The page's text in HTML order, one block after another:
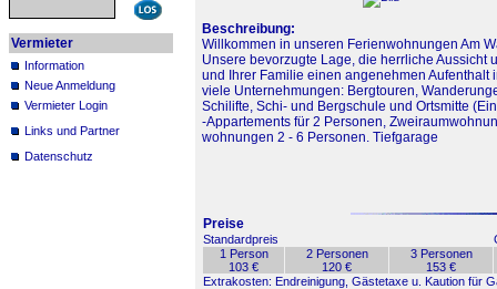
Vermieter
Information
Neue Anmeldung
Vermieter Login
Links und Partner
Datenschutz
Beschreibung:
Willkommen in unseren Ferienwohnungen Am
Unsere bevorzugte Lage, die herrliche
und Ihrer Familie einen angenehmen Aufenthalt
viele Unternehmungen: Bergtouren,
Schilifte, Schi- und Bergschule und Ortsmitte
-Appartements für 2 Personen,
wohnungen 2 - 6 Personen. Tiefgarage
Preise
Standardpreis
1 Person
103 €
2 Personen
120 €
3 Personen
153 €
Extrakosten: Endreinigung, Gästetaxe u. Kaution für